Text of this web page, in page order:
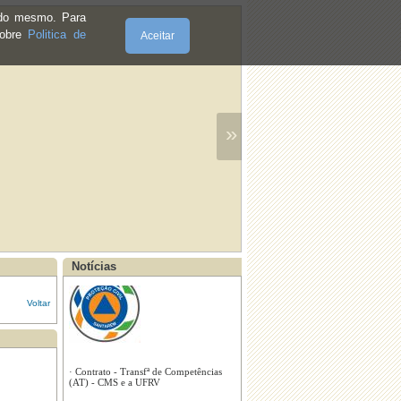
mesmo. Para
Politica de
Aceitar
»
Voltar
Notícias